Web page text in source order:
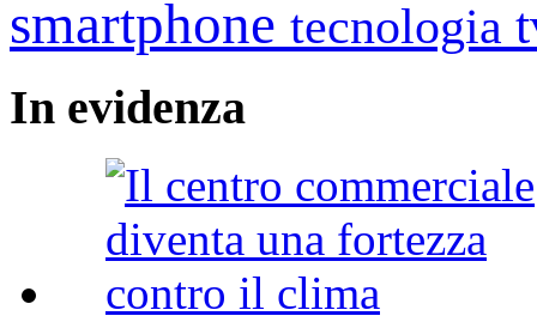
smartphone tecnologia
In evidenza